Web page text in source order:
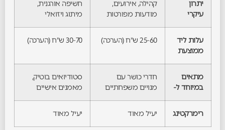
יתרון
עיקרי
קהילה, אירועים,
מודעות מפורטות
חשיפה אורגנית,
מיתוג ויזואלי
עלות ליד
ממוצעת
25-60 ש"ח (הערכה) 30-70 ש"ח (הערכה)
מתאים
במיוחד ל-
חדרי כושר עם
מנויים משפחתיים
סטודיואים בוטיק,
מאמנים אישיים
רימרקטינג יעיל מאוד יעיל מאוד